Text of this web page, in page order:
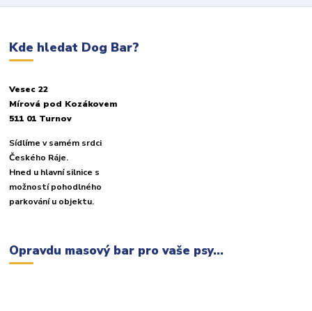
Kde hledat Dog Bar?
Vesec 22
Mírová pod Kozákovem
511 01 Turnov
Sídlíme v samém srdci
Českého Ráje.
Hned u hlavní silnice s
možností pohodlného
parkování u objektu.
Opravdu masový bar pro vaše psy...